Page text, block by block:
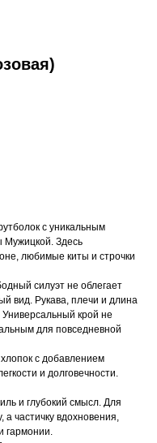
с уникальным
Мужицкой. Здесь
любимые киты и строчки
силуэт не облегает
вид. Рукава, плечи и длина
крой не
для повседневной
с добавлением
и долговечности.
и глубокий смысл. Для
а частичку вдохновения,
гармонии.